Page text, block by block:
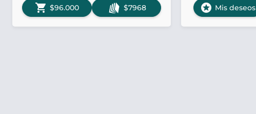
shopping_cart $96.000 $7968 stars Mis deseos